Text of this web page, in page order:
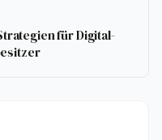
für Digital-